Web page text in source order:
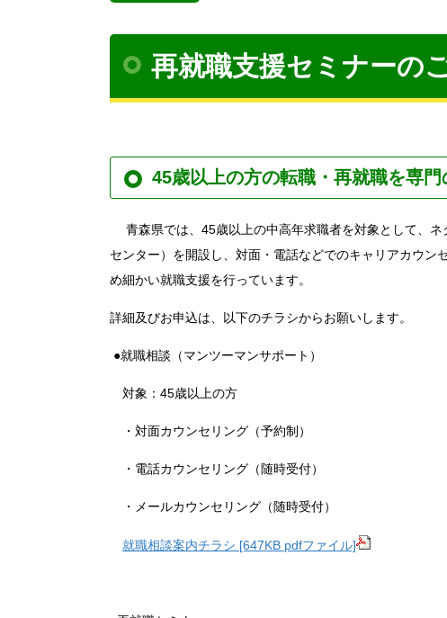
再就職支援セミナーの
45歳以上の方の転職・再就職を専
青森県では、45歳以上の中高年求職者を対象として、
センター）を開設し、対面・電話などでのキャリアカウン
め細かい就職支援を行っています。
詳細及びお申込は、以下のチラシからお願いします。
●就職相談（マンツーマンサポート）
対象：45歳以上の方
・対面カウンセリング（予約制）
・電話カウンセリング（随時受付）
・メールカウンセリング（随時受付）
就職相談案内チラシ [647KB pdfファイル]